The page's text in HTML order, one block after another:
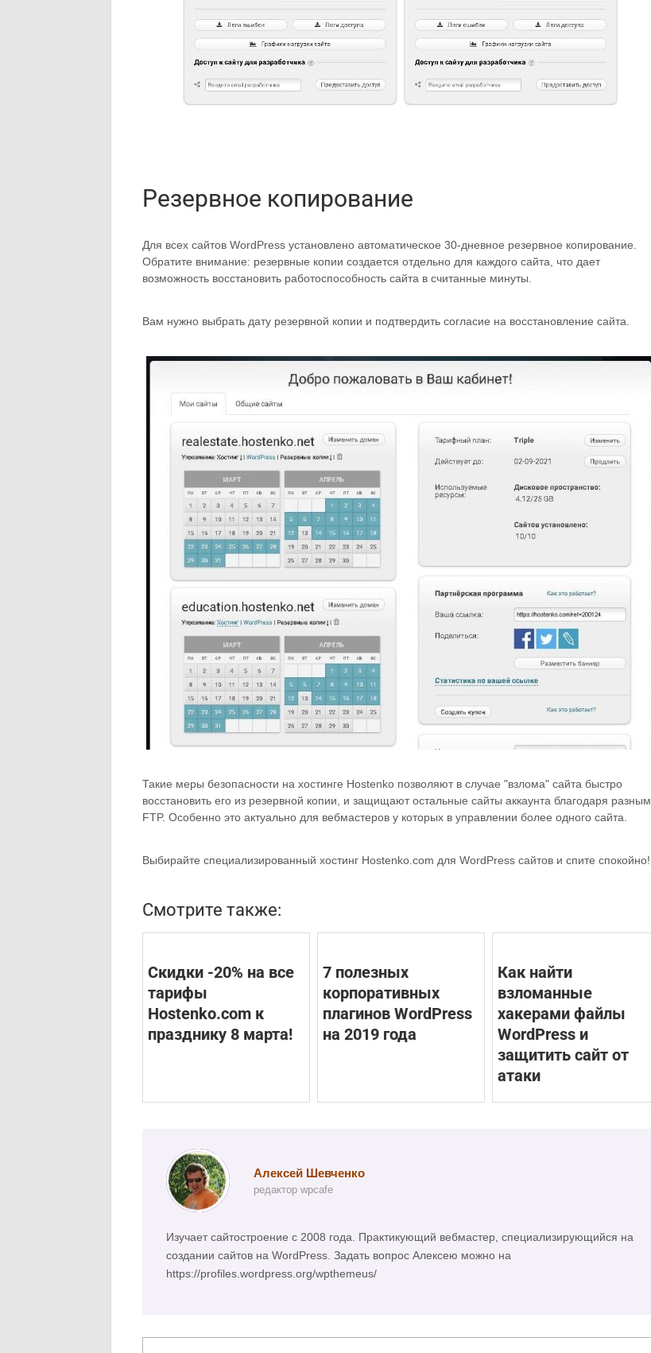
Резервное копирование
Для всех сайтов WordPress установлено автоматическое 30-дневное резервное копирование.
Обратите внимание: резервные копии создается отдельно для каждого сайта, что дает
возможность восстановить работоспособность сайта в считанные минуты.
Вам нужно выбрать дату резервной копии и подтвердить согласие на восстановление сайта.
Такие меры безопасности на хостинге Hostenko позволяют в случае "взлома" сайта быстро
восстановить его из резервной копии, и защищают остальные сайты аккаунта благодаря разным
FTP. Особенно это актуально для вебмастеров у которых в управлении более одного сайта.
Выбирайте специализированный хостинг Hostenko.com для WordPress сайтов и спите спокойно!
Смотрите также:
Скидки -20% на все
тарифы
Hostenko.com к
празднику 8 марта!
7 полезных
корпоративных
плагинов WordPress
на 2019 года
Как найти
взломанные
хакерами файлы
WordPress и
защитить сайт от
атаки
Алексей Шевченко
редактор wpcafe
Изучает сайтостроение с 2008 года. Практикующий вебмастер, специализирующийся на
создании сайтов на WordPress. Задать вопрос Алексею можно на
https://profiles.wordpress.org/wpthemeus/